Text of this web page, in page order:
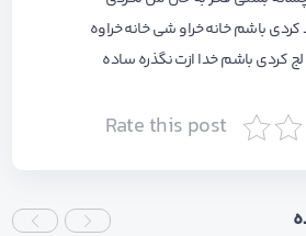
باشم خانه خراو شی خانه خراوه
کردی باشم خدا ازت نگذره ساده
Rate this post